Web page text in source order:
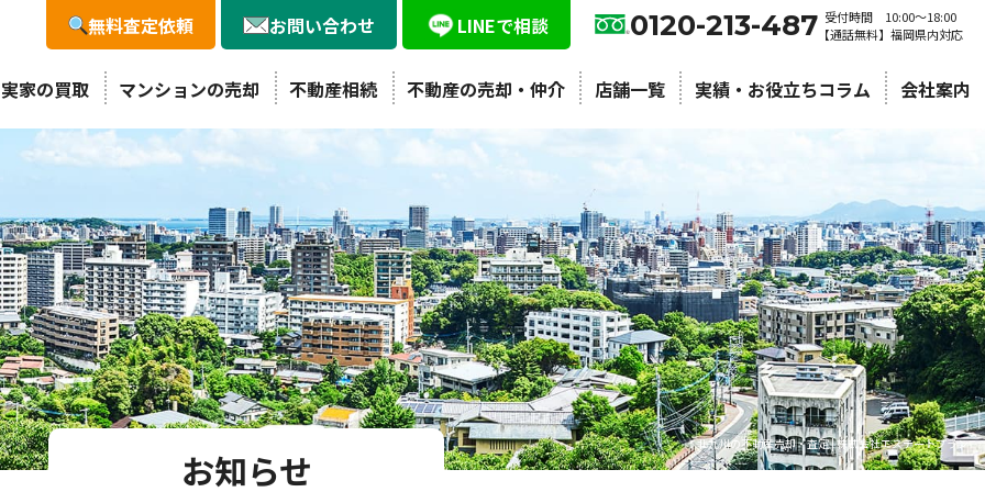
無料査定依頼 お問い合わせ LINEで相談 0120-213-487 受付時間 10:00〜18:00
【通話無料】福岡県内対応
家の買取 マンションの売却 不動産相続 不動産の売却・仲介 店舗一覧 実績・お役立ちコラム 会社案内
北九州の不動産売却・査定 | 株式会社エステートプラン
お知らせ